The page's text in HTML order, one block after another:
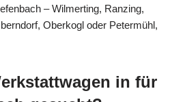
– Wilmerting, Ranzing,
Oberkogl oder Petermühl,
in für